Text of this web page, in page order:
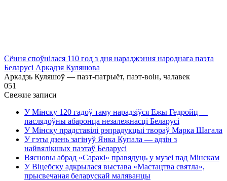
Сёння споўнілася 110 год з дня нараджэння народнага паэта
Беларусі Аркадзя Куляшова
Аркадзь Куляшоў — паэт-патрыёт, паэт-воін, чалавек
051
Свежие записи
У Мінску 120 гадоў таму нарадзіўся Ежы Гедройц —
паслядоўны абаронца незалежнасці Беларусі
У Мінску прадставілі рэпрадукцыі твораў Марка Шагала
У гэты дзень загінуў Янка Купала — адзін з
найвялікшых паэтаў Беларусі
Вясновы абрад «Саракі» правядуць у музеі пад Мінскам
У Віцебску адкрылася выстава «Мастацтва святла»,
прысвечаная беларускай маляванцы